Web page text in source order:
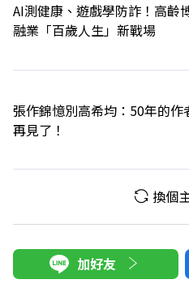
AI測健康、遊戲學防詐！高齡
融業「百歲人生」新戰場
張作錦憶別高希均：50年的作
再見了！
換個
加好友